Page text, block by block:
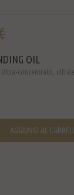
OIL
concentrato,
AGGIUNGI AL